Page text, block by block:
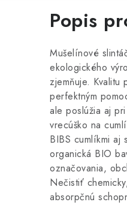
Popis
Mušelínové
ekologického
zjemňuje. Kvalitu
perfektným
ale poslúžia aj
vrecúško na
BIBS cumlíkmi
organická BIO
označovania,
Nečistiť
absorpčnú